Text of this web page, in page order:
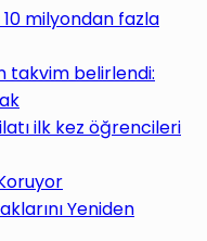
milyondan fazla
takvim belirlendi:
ilk kez öğrencileri
Yeniden